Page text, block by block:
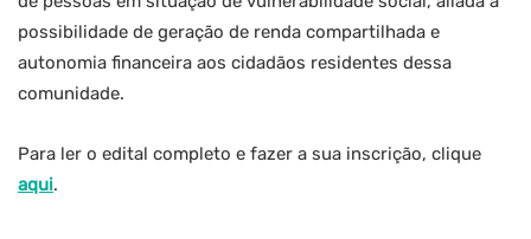
possibilidade de geração de renda compartilhada e
autonomia financeira aos cidadãos residentes dessa
comunidade.
Para ler o edital completo e fazer a sua inscrição, clique
aqui.